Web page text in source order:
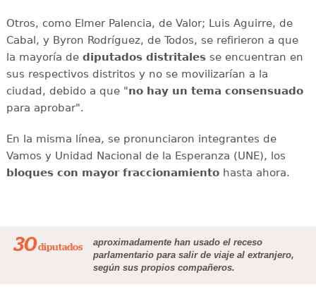
Otros, como Elmer Palencia, de Valor; Luis Aguirre, de
Cabal, y Byron Rodríguez, de Todos, se refirieron a que
la mayoría dediputados distritalesse encuentran en
sus respectivos distritos y no se movilizarían a la
ciudad, debido a que "no hay un tema consensuado
para aprobar".
En la misma línea, se pronunciaron integrantes de
Vamos y Unidad Nacional de la Esperanza (UNE), los
bloques con mayor fraccionamientohasta ahora.
30diputados
aproximadamente han usado el receso
parlamentario para salir de viaje al extranjero,
según sus propios compañeros.